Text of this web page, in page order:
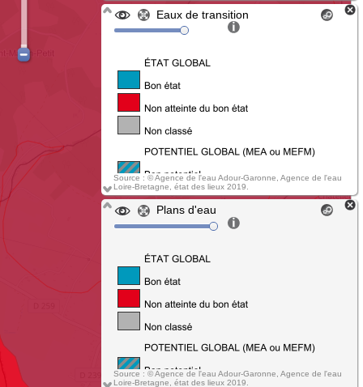
Eaux de transition
Source : © Agence de l'eau Adour-Garonne, Agence de l'eau
Loire-Bretagne, état des lieux 2019.
Plans d'eau
Source : © Agence de l'eau Adour-Garonne, Agence de l'eau
Loire-Bretagne, état des lieux 2019.